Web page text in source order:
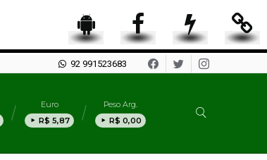
92 991523683
Euro
R$ 5,87
Peso Arg.
R$ 0,00